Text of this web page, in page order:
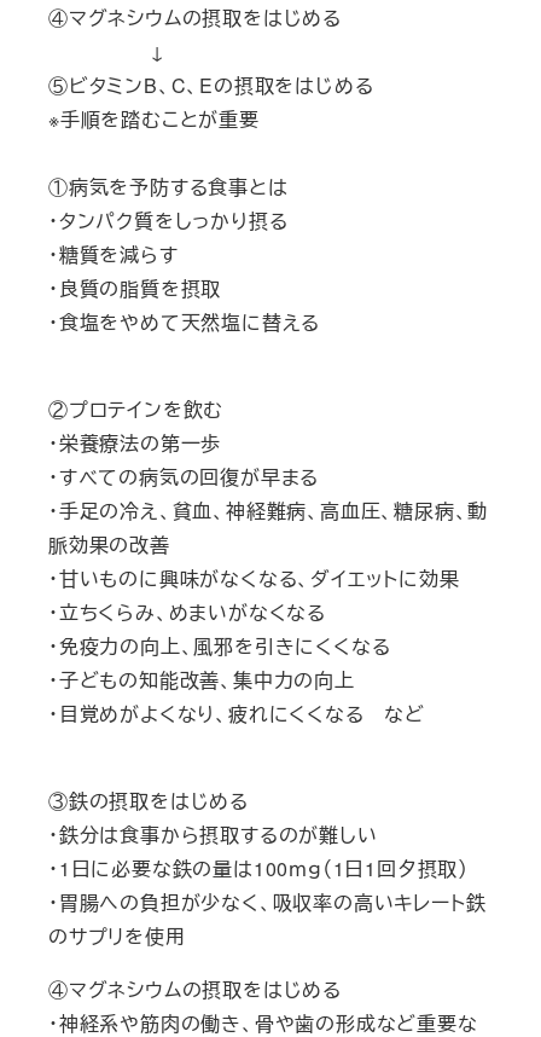
④マグネシウムの摂取をはじめる
↓
⑤ビタミンB、C、Eの摂取をはじめる
※手順を踏むことが重要
①病気を予防する食事とは
・タンパク質をしっかり摂る
・糖質を減らす
・良質の脂質を摂取
・食塩をやめて天然塩に替える
②プロテインを飲む
・栄養療法の第一歩
・すべての病気の回復が早まる
・手足の冷え、貧血、神経難病、高血圧、糖尿病、動
脈効果の改善
・甘いものに興味がなくなる、ダイエットに効果
・立ちくらみ、めまいがなくなる
・免疫力の向上、風邪を引きにくくなる
・子どもの知能改善、集中力の向上
・目覚めがよくなり、疲れにくくなる など
③鉄の摂取をはじめる
・鉄分は食事から摂取するのが難しい
・1日に必要な鉄の量は100ｍｇ（1日1回夕摂取）
・胃腸への負担が少なく、吸収率の高いキレート鉄
のサプリを使用
④マグネシウムの摂取をはじめる
・神経系や筋肉の働き、骨や歯の形成など重要な